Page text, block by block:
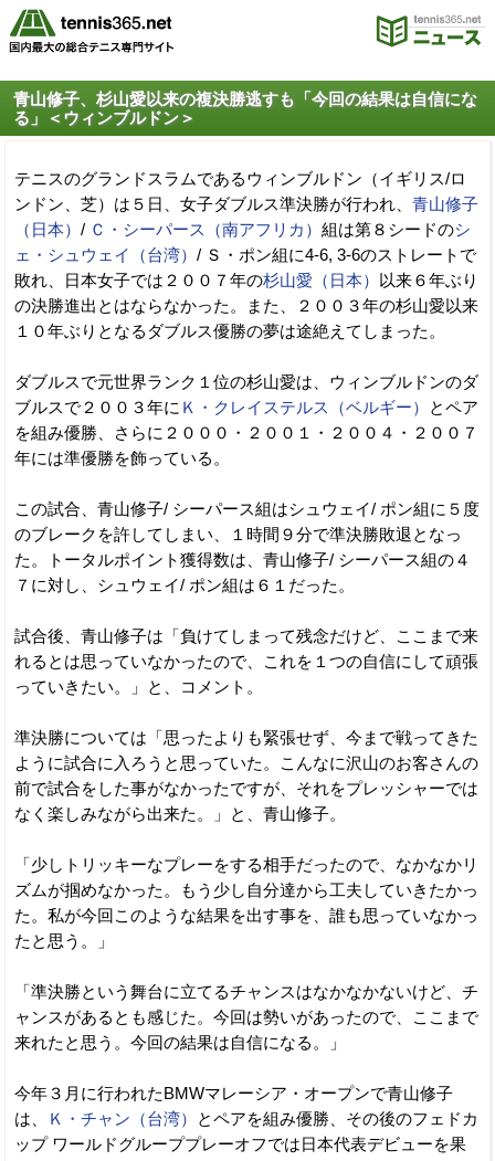
青山修子、杉山愛以来の複決勝逃すも「今回の結果は自信にな
る」＜ウィンブルドン＞
テニスのグランドスラムであるウィンブルドン（イギリス/ロ
ンドン、芝）は５日、女子ダブルス準決勝が行われ、 青山修子
（日本） / Ｃ・シーパース（南アフリカ） 組は第８シードのシ
ェ・シュウェイ（台湾） / Ｓ・ポン組に4-6, 3-6のストレートで
敗れ、日本女子では２００７年の杉山愛（日本）
以来６年ぶり
の決勝進出とはならなかった。また、２００３年の杉山愛以来
１０年ぶりとなるダブルス優勝の夢は途絶えてしまった。
ダブルスで元世界ランク１位の杉山愛は、ウィンブルドンのダ
ブルスで２００３年に Ｋ・クレイステルス（ベルギー）
とペア
を組み優勝、さらに２０００・２００１・２００４・２００７
年には準優勝を飾っている。
この試合、青山修子/ シーパース組はシュウェイ/ ポン組に５度
のブレークを許してしまい、１時間９分で準決勝敗退となっ
た。トータルポイント獲得数は、青山修子/ シーパース組の４
７に対し、シュウェイ/ ポン組は６１だった。
試合後、青山修子は「負けてしまって残念だけど、ここまで来
れるとは思っていなかったので、これを１つの自信にして頑張
っていきたい。」と、コメント。
準決勝については「思ったよりも緊張せず、今まで戦ってきた
ように試合に入ろうと思っていた。こんなに沢山のお客さんの
前で試合をした事がなかったですが、それをプレッシャーでは
なく楽しみながら出来た。」と、青山修子。
「少しトリッキーなプレーをする相手だったので、なかなかリ
ズムが掴めなかった。もう少し自分達から工夫していきたかっ
た。私が今回このような結果を出す事を、誰も思っていなかっ
たと思う。」
「準決勝という舞台に立てるチャンスはなかなかないけど、チ
ャンスがあるとも感じた。今回は勢いがあったので、ここまで
来れたと思う。今回の結果は自信になる。」
今年３月に行われたBMWマレーシア・オープンで青山修子
は、
Ｋ・チャン（台湾）
とペアを組み優勝、その後のフェドカ
ップ ワールドグループプレーオフでは日本代表デビューを果